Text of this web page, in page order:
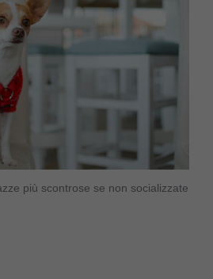
più scontrose se non socializzate